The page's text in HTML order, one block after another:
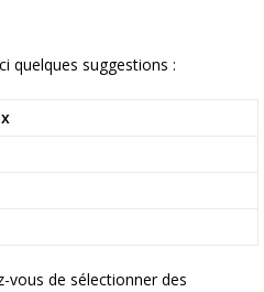
quelques suggestions :
vous de sélectionner des